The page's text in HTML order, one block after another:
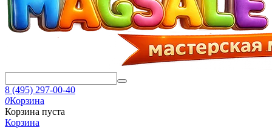
8 (495) 297-00-40
0Корзина
Корзина пуста
Корзина